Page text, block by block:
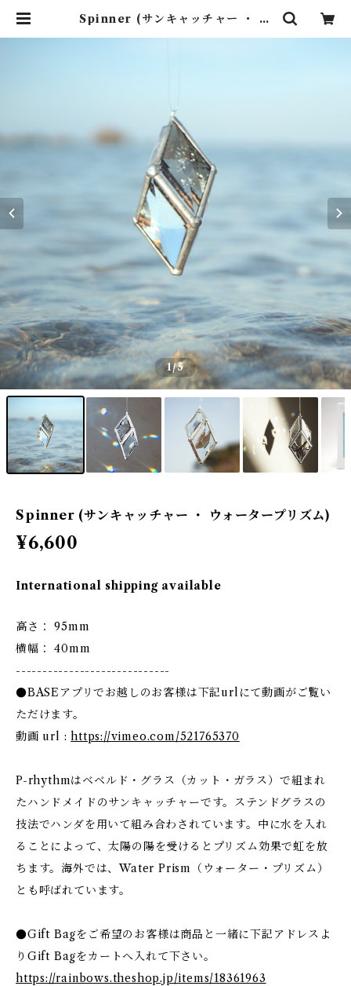
Spinner (サンキャッチャー ・ ウ
1/5
Spinner (サンキャッチャー ・ ウォータープリズム)
¥6,600
International shipping available
高さ： 95mm
横幅： 40mm
-----------------------------
●BASEアプリでお越しのお客様は下記urlにて動画がご覧い
ただけます。
動画 url :https://vimeo.com/521765370
P-rhythmはベベルド・グラス（カット・ガラス）で組まれ
たハンドメイドのサンキャッチャーです。ステンドグラスの
技法でハンダを用いて組み合わされています。中に水を入れ
ることによって、太陽の陽を受けるとプリズム効果で虹を放
ちます。海外では、Water Prism（ウォーター・プリズム）
とも呼ばれています。
●Gift Bagをご希望のお客様は商品と一緒に下記アドレスよ
りGift Bagをカートへ入れて下さい。
https://rainbows.theshop.jp/items/18361963